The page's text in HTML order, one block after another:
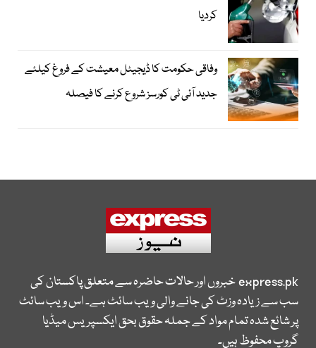
کردیا
وفاقی حکومت کا ڈیجیٹل معیشت کے فروغ کیلئے
جدید آئی ٹی کورسز شروع کرنے کا فیصلہ
express.pkخبروں اور حالات حاضرہ سے متعلق پاکستان کی
سب سے زیادہ وزٹ کی جانے والی ویب سائٹ ہے۔ اس ویب سائٹ
پر شائع شدہ تمام مواد کے جملہ حقوق بحق ایکسپریس میڈیا
گروپ محفوظ ہیں۔